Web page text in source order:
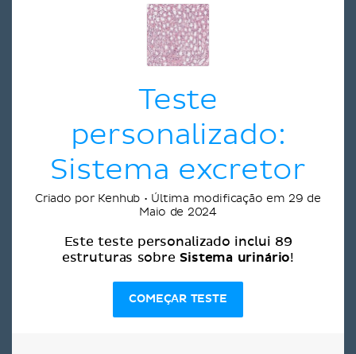
Teste
personalizado:
Sistema excretor
Criado por Kenhub • Última modificação em 29 de
Maio de 2024
Este teste personalizado inclui 89
estruturas sobre Sistema urinário!
COMEÇAR TESTE